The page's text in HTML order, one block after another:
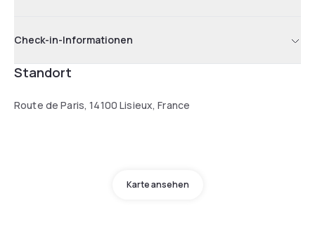
Check-in-Informationen
Standort
Route de Paris, 14100 Lisieux, France
Karte ansehen